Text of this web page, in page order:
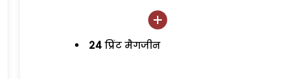
24 प्रिंट मैगजीन